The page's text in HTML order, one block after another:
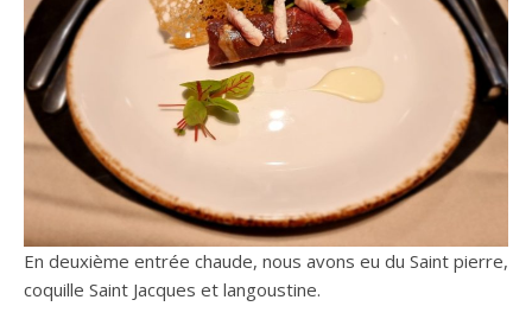
En deuxième entrée chaude, nous avons eu du Saint pierre,
coquille Saint Jacques et langoustine.